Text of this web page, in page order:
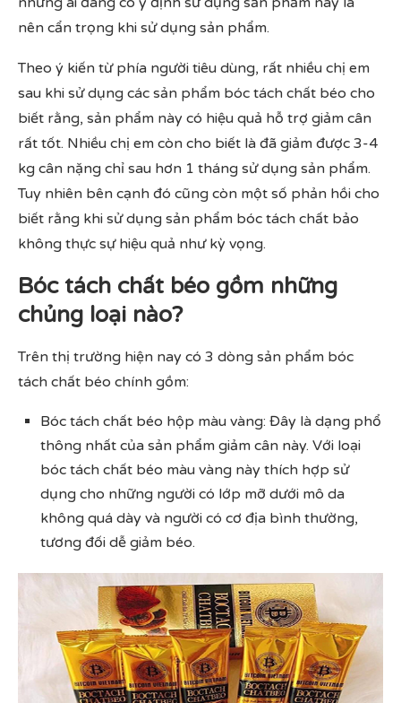
nên cẩn trọng khi sử dụng sản phẩm.
Theo ý kiến từ phía người tiêu dùng, rất nhiều chị em
sau khi sử dụng các sản phẩm bóc tách chất béo cho
biết rằng, sản phẩm này có hiệu quả hỗ trợ giảm cân
rất tốt. Nhiều chị em còn cho biết là đã giảm được 3-4
kg cân nặng chỉ sau hơn 1 tháng sử dụng sản phẩm.
Tuy nhiên bên cạnh đó cũng còn một số phản hồi cho
biết rằng khi sử dụng sản phẩm bóc tách chất bảo
không thực sự hiệu quả như kỳ vọng.
Bóc tách chất béo gồm những
chủng loại nào?
Trên thị trường hiện nay có 3 dòng sản phẩm bóc
tách chất béo chính gồm:
Bóc tách chất béo hộp màu vàng: Đây là dạng phổ
thông nhất của sản phẩm giảm cân này. Với loại
bóc tách chất béo màu vàng này thích hợp sử
dụng cho những người có lớp mỡ dưới mô da
không quá dày và người có cơ địa bình thường,
tương đối dễ giảm béo.